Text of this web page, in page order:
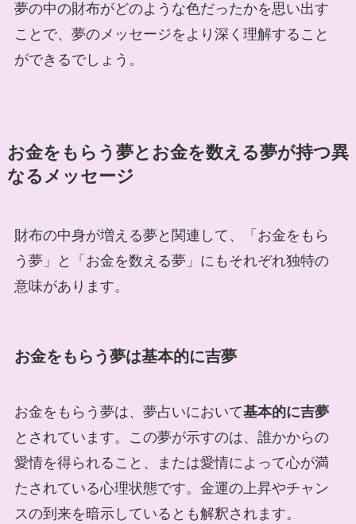
夢の中の財布がどのような色だったかを思い出す
ことで、夢のメッセージをより深く理解すること
ができるでしょう。
お金をもらう夢とお金を数える夢が持つ異
なるメッセージ
財布の中身が増える夢と関連して、「お金をもら
う夢」と「お金を数える夢」にもそれぞれ独特の
意味があります。
お金をもらう夢は基本的に吉夢
お金をもらう夢は、夢占いにおいて基本的に吉夢
とされています。この夢が示すのは、誰かからの
愛情を得られること、または愛情によって心が満
たされている心理状態です。金運の上昇やチャン
スの到来を暗示しているとも解釈されます。